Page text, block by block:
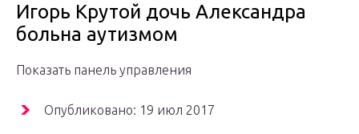
Игорь Крутой дочь Александра
больна аутизмом
Показать панель управления
Опубликовано: 19 июл 2017